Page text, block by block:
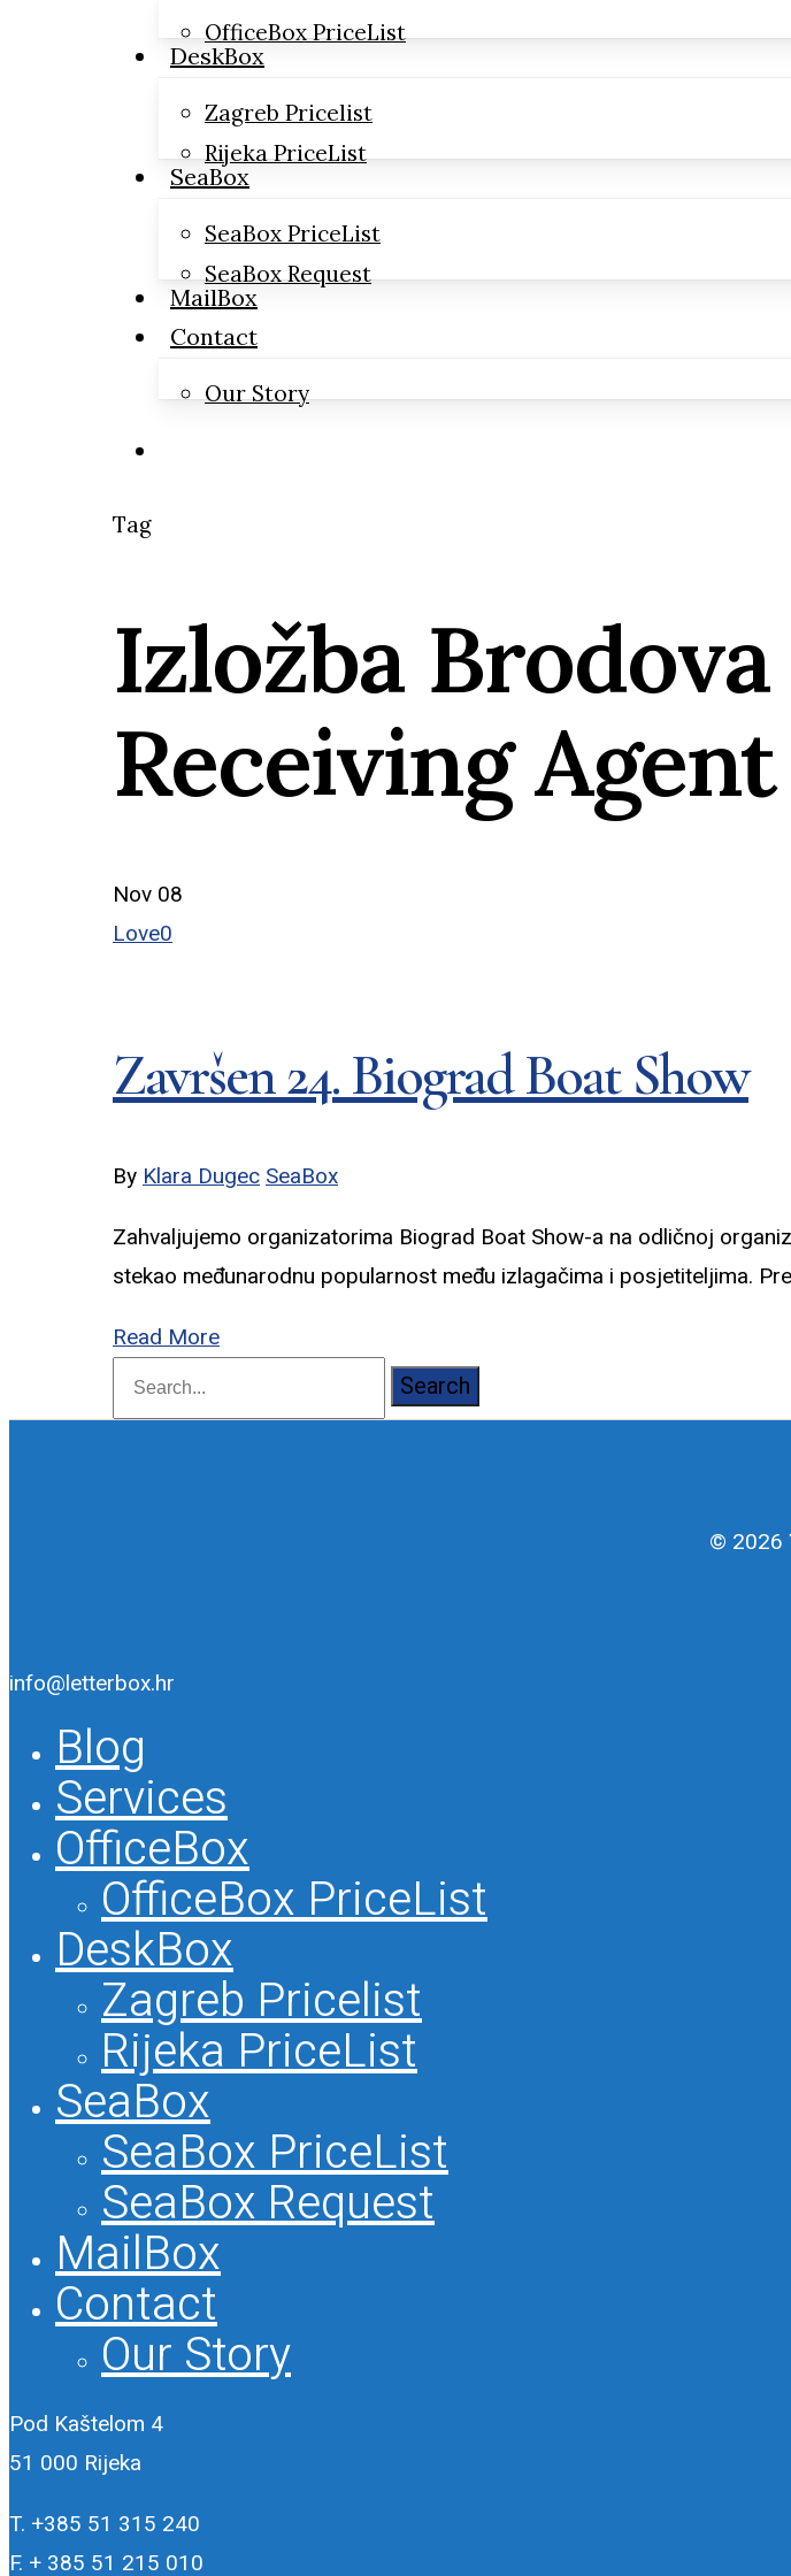
OfficeBox PriceList
DeskBox
Zagreb Pricelist
Rijeka PriceList
SeaBox
SeaBox PriceList
SeaBox Request
MailBox
Contact
Our Story
Tag
Izložba
Receiving Agent
Nov 08
Love0
Završen 24. Biograd Boat Show
ByKlara DugecSeaBox
Zahvaljujemo organizatorima Biograd Boat Show-a na odličnoj
stekao međunarodnu popularnost među izlagačima i posjetiteljima.
Read More
Search
© 2026
Close
Menu
info@letterbox.hr
Blog
Services
OfficeBox
OfficeBox PriceList
DeskBox
Zagreb Pricelist
Rijeka PriceList
SeaBox
SeaBox PriceList
SeaBox Request
MailBox
Contact
Our Story
Pod Kaštelom 4
51 000 Rijeka
T. +385 51 315 240
F. + 385 51 215 010